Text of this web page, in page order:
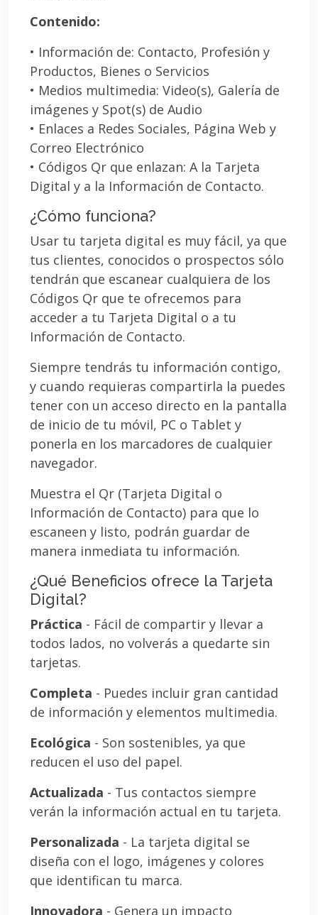
Contenido:
• Información de: Contacto, Profesión y
Productos, Bienes o Servicios
• Medios multimedia: Video(s), Galería de
imágenes y Spot(s) de Audio
• Enlaces a Redes Sociales, Página Web y
Correo Electrónico
• Códigos Qr que enlazan: A la Tarjeta
Digital y a la Información de Contacto.
¿Cómo funciona?
Usar tu tarjeta digital es muy fácil, ya que
tus clientes, conocidos o prospectos sólo
tendrán que escanear cualquiera de los
Códigos Qr que te ofrecemos para
acceder a tu Tarjeta Digital o a tu
Información de Contacto.
Siempre tendrás tu información contigo,
y cuando requieras compartirla la puedes
tener con un acceso directo en la pantalla
de inicio de tu móvil, PC o Tablet y
ponerla en los marcadores de cualquier
navegador.
Muestra el Qr (Tarjeta Digital o
Información de Contacto) para que lo
escaneen y listo, podrán guardar de
manera inmediata tu información.
¿Qué Beneficios ofrece la Tarjeta
Digital?
Práctica - Fácil de compartir y llevar a
todos lados, no volverás a quedarte sin
tarjetas.
Completa - Puedes incluir gran cantidad
de información y elementos multimedia.
Ecológica - Son sostenibles, ya que
reducen el uso del papel.
Actualizada - Tus contactos siempre
verán la información actual en tu tarjeta.
Personalizada - La tarjeta digital se
diseña con el logo, imágenes y colores
que identifican tu marca.
Innovadora - Genera un impacto